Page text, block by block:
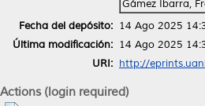
Gámez Ibarra,
Fecha del depósito: 14 Ago 2025
Última modificación: 14 Ago 2025
URI: http://
Actions (login required)